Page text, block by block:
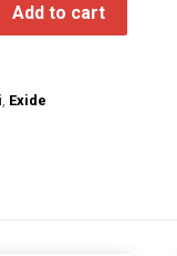
Add to cart
Exide